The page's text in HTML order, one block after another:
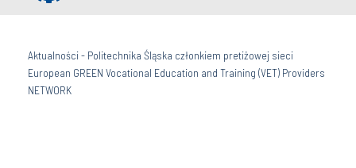
Aktualności- Politechnika Śląska członkiem pretiżowej sieci
European GREEN Vocational Education and Training (VET) Providers
NETWORK